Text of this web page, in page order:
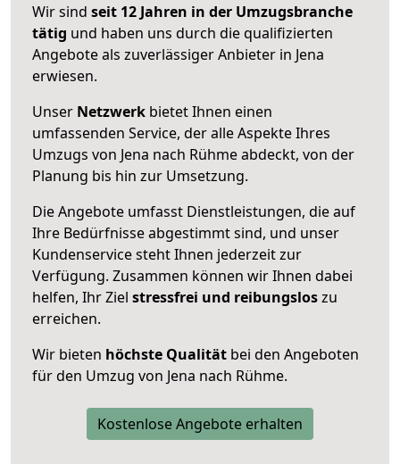
Wir sind seit 12 Jahren in der Umzugsbranche
tätig und haben uns durch die qualifizierten
Angebote als zuverlässiger Anbieter in Jena
erwiesen.
Unser Netzwerk bietet Ihnen einen
umfassenden Service, der alle Aspekte Ihres
Umzugs von Jena nach Rühme abdeckt, von der
Planung bis hin zur Umsetzung.
Die Angebote umfasst Dienstleistungen, die auf
Ihre Bedürfnisse abgestimmt sind, und unser
Kundenservice steht Ihnen jederzeit zur
Verfügung. Zusammen können wir Ihnen dabei
helfen, Ihr Ziel stressfrei und reibungsloszu
erreichen.
Wir bieten höchste Qualität bei den Angeboten
für den Umzug von Jena nach Rühme.
Kostenlose Angebote erhalten